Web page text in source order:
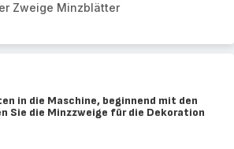
Zweige Minzblätter
in die Maschine, beginnend mit den
Sie die Minzzweige für die Dekoration